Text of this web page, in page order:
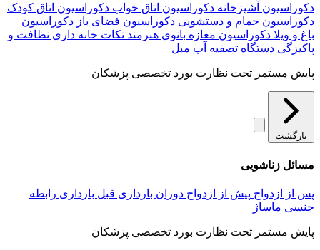
دکوراسیون آشپزخانه دکوراسیون اتاق خواب دکوراسیون اتاق کودک
دکوراسیون حمام و دستشویی دکوراسیون فضای باز دکوراسیون
باغ و ویلا دکوراسیون مغازه بانوی هنرمند نکات خانه داری نظافت و
پاکیزگی دستگاه تصفیه آب مبل
پایش مستمر تحت نظارت بورد تخصصی پزشکان
بازگشت
مسائل زناشویی
پس از ازدواج پیش از ازدواج دوران بارداری قبل بارداری رابطه
جنسی ماساژ
پایش مستمر تحت نظارت بورد تخصصی پزشکان